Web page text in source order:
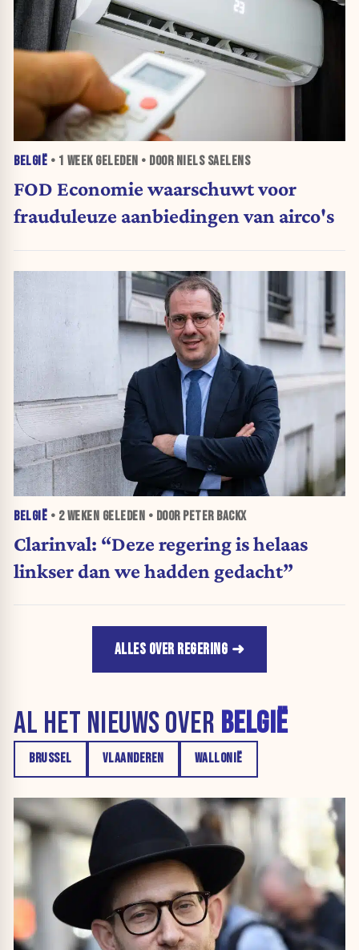
BELGIË • 1 WEEKGELEDEN • DOOR NIELS SAELENS
FOD Economie waarschuwt voor
frauduleuze aanbiedingen van airco's
BELGIË • 2 WEKEN GELEDEN • DOOR PETER BACKX
Clarinval: “Deze regering is helaas
linkser dan we hadden gedacht”
ALLES OVER REGERING
AL HET NIEUWS OVER BELGIË
BRUSSEL VLAANDEREN WALLONIË